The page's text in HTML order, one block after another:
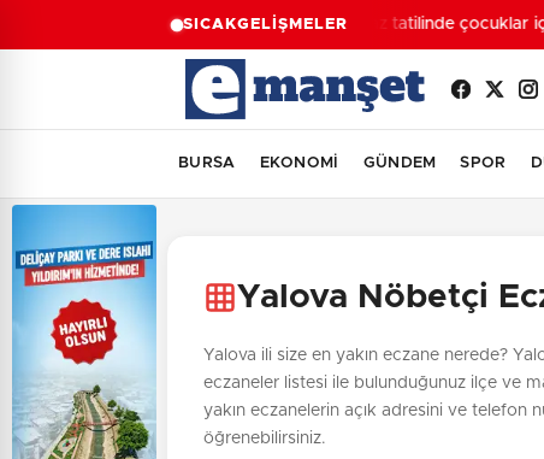
SICAKGELİŞMELER Yaz tatilinde çocuklar
BURSA EKONOMİ GÜNDEM SPOR
Yalova Nöbetçi
Yalova ili size en yakın eczane nerede?
eczaneler listesi ile bulunduğunuz ilçe ve
yakın eczanelerin açık adresini ve telefon
öğrenebilirsiniz.